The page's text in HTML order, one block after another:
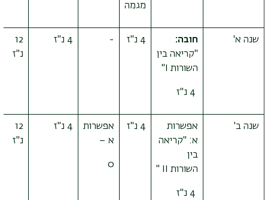
מגמה
שנה א'
חובה:
"קריאה בין
השורות I
"
4 נ"ז - 4 נ"ז
12
נ"ז
שנה ב'
אפשרות
א: "קריאה
בין
השורות II
"
4 נ"ז
אפשרות
א –
0
4 נ"ז
12
נ"ז